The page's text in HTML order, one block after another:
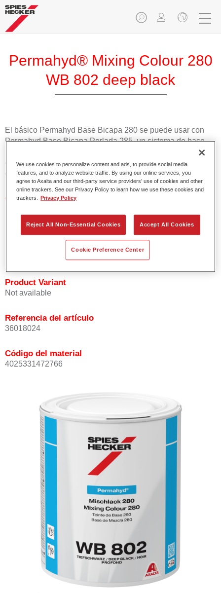
Permahyd® Mixing Colour 280
WB 802 deep black
El básico Permahyd Base Bicapa 280 se puede usar con
Permahyd Base Bicapa Perlada 285, un sistema de base
bicapa al agua de gran calidad. Se basa en una tecnología
especial de dispersión de poliuretano para colores sólidos y
de efecto.
Características del producto
Elevada precisión del color.
Se puede recubrir con barniz HS de la gama Permasolid.
Product Variant
Not available
Referencia del artículo
36018024
Código del material
4025331472766
We use cookies to personalize content and ads, to provide social media
features, and to analyze website traffic. By using our online services, you
agree to Axalta and our third-party service providers’ use of cookies and other
online trackers. See our Privacy Policy to learn how we use these cookies and
trackers.
Privacy Policy
Reject All Non-Essential Cookies Accept All Cookies
Cookie Preference Center